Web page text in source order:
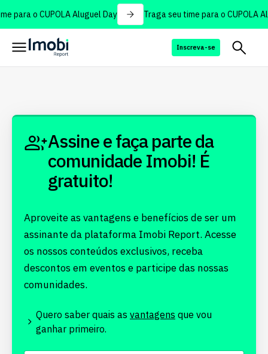
para o CUPOLA Aluguel Day Traga seu time para o CUPOLA
Inscreva-se
Assine e faça parte da
comunidade Imobi! É
gratuito!
Aproveite as vantagens e benefícios de ser um
assinante da plataforma Imobi Report. Acesse
os nossos conteúdos exclusivos, receba
descontos em eventos e participe das nossas
comunidades.
Quero saber quais as vantagens que vou
ganhar primeiro.